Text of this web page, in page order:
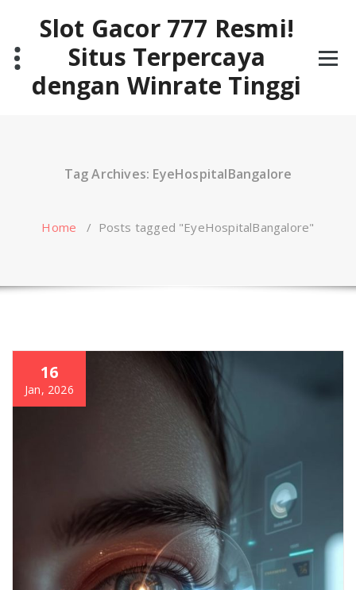
contentSlot Gacor 777 Resmi!
Situs Terpercaya
dengan Winrate Tinggi
Tag Archives: EyeHospitalBangalore
Home / Posts tagged "EyeHospitalBangalore"
16
Jan, 2026